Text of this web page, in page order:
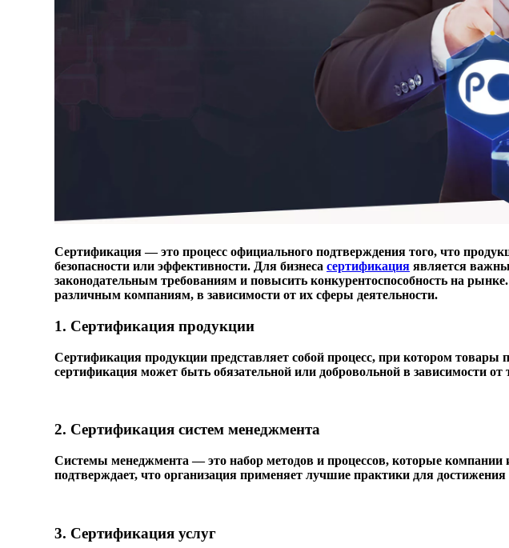
Сертификация — это процесс официального подтверждения того, что
безопасности или эффективности. Для бизнеса сертификация является
законодательным требованиям и повысить конкурентоспособность на
различным компаниям, в зависимости от их сферы деятельности.
1. Сертификация продукции
Сертификация продукции представляет собой процесс, при котором товары
сертификация может быть обязательной или добровольной в зависимости от
2. Сертификация систем менеджмента
Системы менеджмента — это набор методов и процессов, которые
подтверждает, что организация применяет лучшие практики для
3. Сертификация услуг